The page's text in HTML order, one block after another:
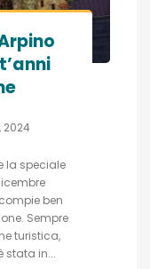
2024
la speciale
ben
Sempre
turistica,
stata in...